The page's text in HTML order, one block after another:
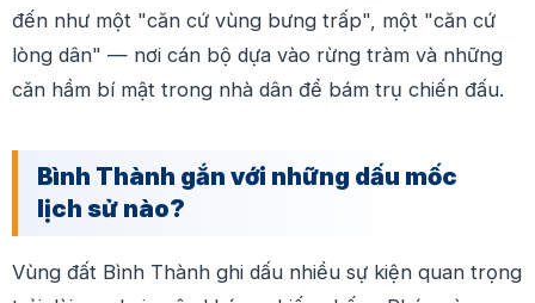
đến như một "căn cứ vùng bưng trấp", một "căn cứ
lòng dân" — nơi cán bộ dựa vào rừng tràm và những
căn hầm bí mật trong nhà dân để bám trụ chiến đấu.
Bình Thành gắn với những dấu mốc
lịch sử nào?
Vùng đất Bình Thành ghi dấu nhiều sự kiện quan trọng